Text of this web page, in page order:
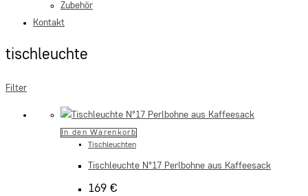
Zubehör
Kontakt
tischleuchte
Filter
In den Warenkorb
Tischleuchten
Tischleuchte N°17 Perlbohne aus Kaffeesack
169 €